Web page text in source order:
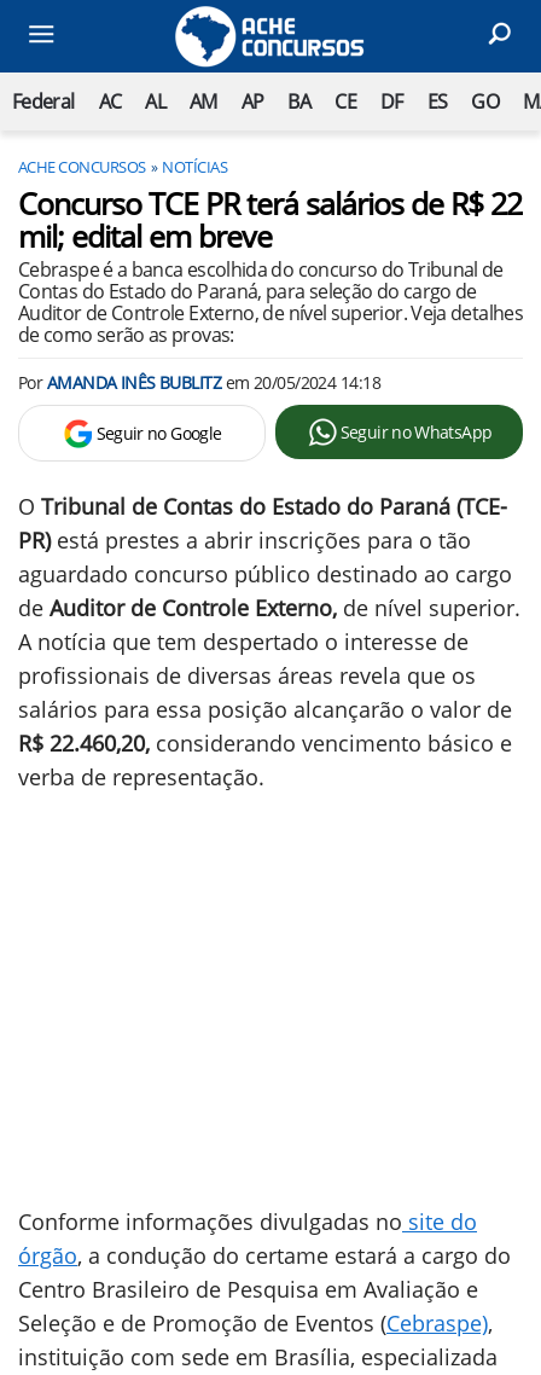
Federal AC AL AM AP BA CE DF ES GO
ACHE CONCURSOS NOTÍCIAS
Concurso TCE PR terá salários de R$ 22
mil; edital em breve
Cebraspe é a banca escolhida do concurso do Tribunal de
Contas do Estado do Paraná, para seleção do cargo de
Auditor de Controle Externo, de nível superior. Veja detalhes
de como serão as provas:
PorAMANDA INÊS BUBLITZem 20/05/2024 14:18
Seguir no Google Seguir no WhatsApp
O Tribunal de Contas do Estado do Paraná (TCE-
PR) está prestes a abrir inscrições para o tão
aguardado concurso público destinado ao cargo
de Auditor de Controle Externo, de nível superior.
A notícia que tem despertado o interesse de
profissionais de diversas áreas revela que os
salários para essa posição alcançarão o valor de
R$ 22.460,20, considerando vencimento básico e
verba de representação.
Conforme informações divulgadas no site do
órgão, a condução do certame estará a cargo do
Centro Brasileiro de Pesquisa em Avaliação e
Seleção e de Promoção de Eventos (Cebraspe),
instituição com sede em Brasília, especializada